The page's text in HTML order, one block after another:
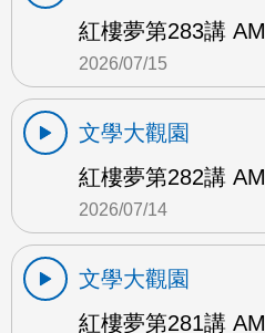
紅樓夢第283講 AM
2026/07/15
文學大觀園
紅樓夢第282講 AM
2026/07/14
文學大觀園
紅樓夢第281講 AM